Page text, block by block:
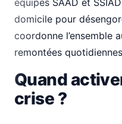
équipes SAAD et
domicile pour
coordonne l’ensemble
remontées
Quand
crise ?